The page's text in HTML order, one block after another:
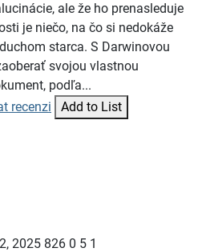
ale že ho prenasleduje
je niečo, na čo si nedokáže
starca. S Darwinovou
svojou vlastnou
podľa...
recenzi Add to List
2025 826 0 5 1